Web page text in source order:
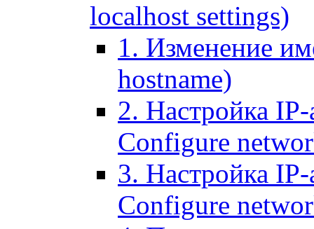
localhost settings)
1. Изменение
hostname)
2. Настройка IP-
Configure
3. Настройка
Configure